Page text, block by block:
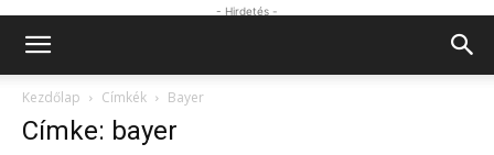
- Hirdetés -
Kezdőlap Címkék Bayer
Címke: bayer